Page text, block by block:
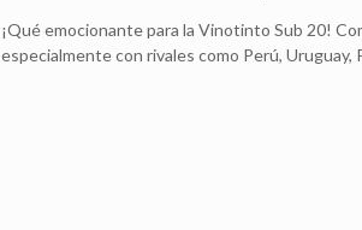
¡Qué emocionante para la Vinotinto Sub 20!
especialmente con rivales como Perú, Uruguay,